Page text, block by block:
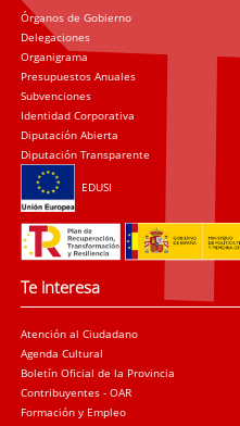
Órganos de Gobierno
Delegaciones
Organigrama
Presupuestos Anuales
Subvenciones
Identidad Corporativa
Diputación Abierta
Diputación Transparente
EDUSI
Te interesa
Atención al Ciudadano
Agenda Cultural
Boletín Oficial de la Provincia
Contribuyentes - OAR
Formación y Empleo